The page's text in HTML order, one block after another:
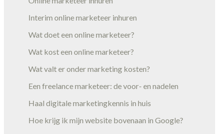
Interim online marketeer inhuren
Wat doet een online marketeer?
Wat kost een online marketeer?
Wat valt er onder marketing kosten?
Een freelance marketeer: de voor- en nadelen
Haal digitale marketingkennis in huis
Hoe krijg ik mijn website bovenaan in Google?